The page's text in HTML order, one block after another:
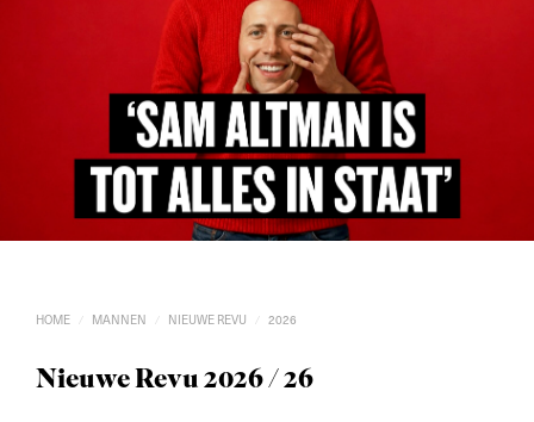
HOME / MANNEN / NIEUWE REVU / 2026
Nieuwe Revu 2026 / 26